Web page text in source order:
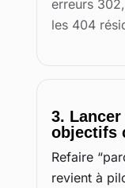
erreurs
les 404
3.
objectifs
Refaire
revient à